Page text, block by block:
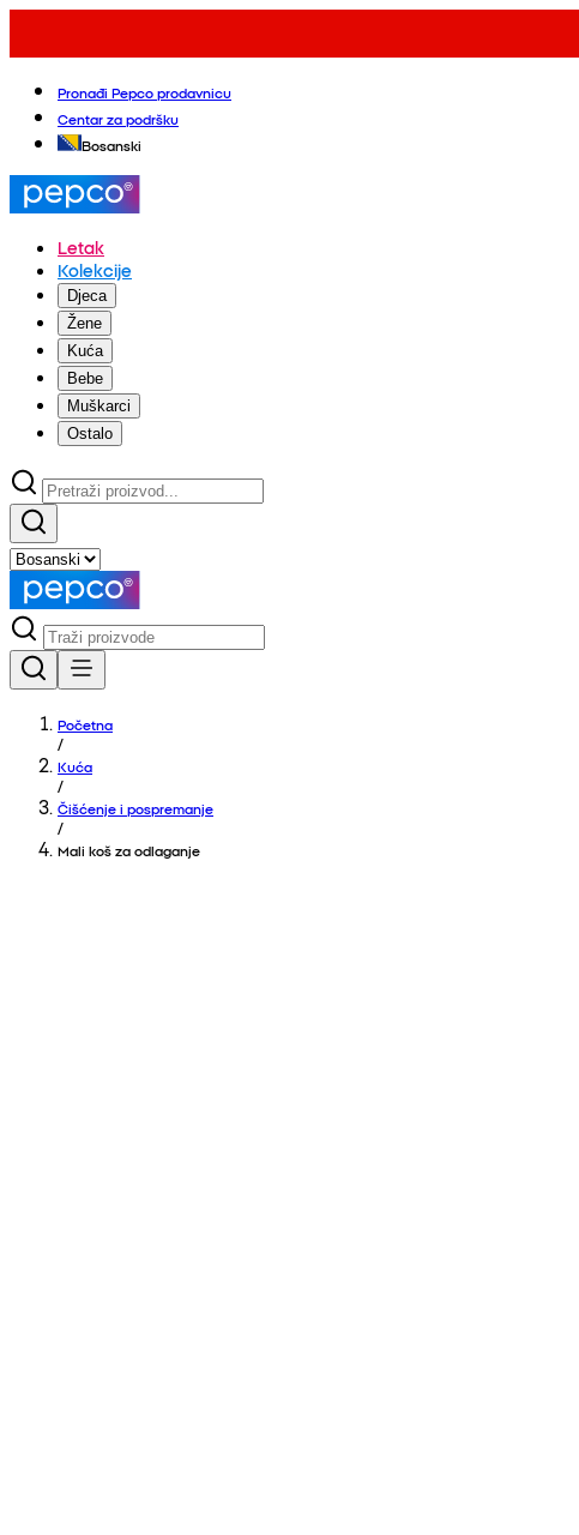
Pronađi Pepco prodavnicu
Centar za podršku
Bosanski
Letak
Kolekcije
Djeca
Žene
Kuća
Bebe
Muškarci
Ostalo
Početna
/
Kuća
/
Čišćenje i pospremanje
/
Mali koš za odlaganje